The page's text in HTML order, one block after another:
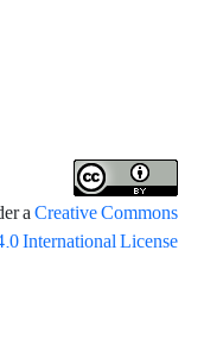
aCreative Commons
International License